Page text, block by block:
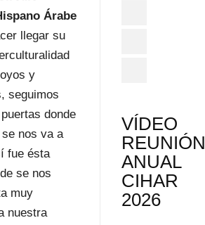
Árabe
llegar su
y
seguimos
donde
nos va a
fue ésta
se nos
muy
nuestra
VÍDEO
ANUAL
CIHAR
2026